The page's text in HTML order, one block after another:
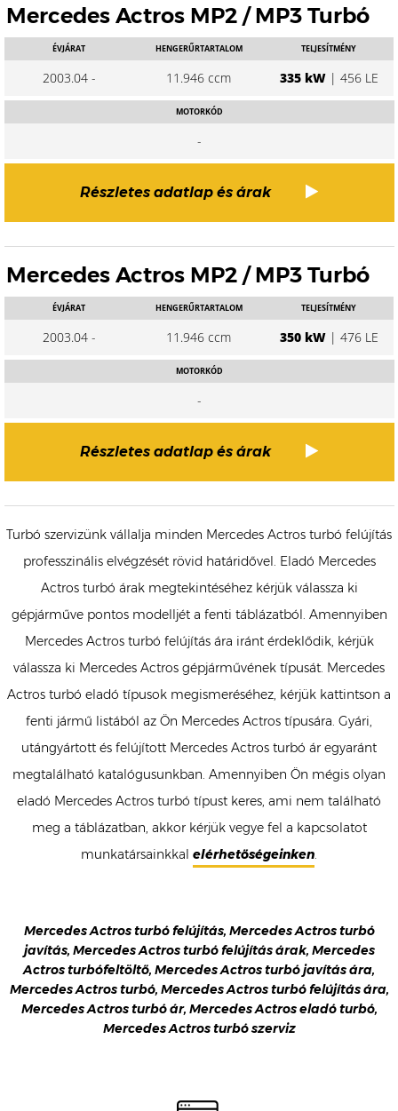
Mercedes Actros MP2 / MP3 Turbó
ÉVJÁRAT
2003.04 -
HENGERŰRTARTALOM
11.946 ccm
TELJESÍTMÉNY
335 kW| 456 LE
MOTORKÓD
-
Részletes adatlap és árak
Mercedes Actros MP2 / MP3 Turbó
ÉVJÁRAT
2003.04 -
HENGERŰRTARTALOM
11.946 ccm
TELJESÍTMÉNY
350 kW| 476 LE
MOTORKÓD
-
Részletes adatlap és árak
Turbó szervizünk vállalja minden Mercedes Actros turbó felújítás
professzinális elvégzését rövid határidővel. Eladó Mercedes
Actros turbó árak megtekintéséhez kérjük válassza ki
gépjárműve pontos modelljét a fenti táblázatból. Amennyiben
Mercedes Actros turbó felújítás ára iránt érdeklődik, kérjük
válassza ki Mercedes Actros gépjárművének típusát. Mercedes
Actros turbó eladó típusok megismeréséhez, kérjük kattintson a
fenti jármű listából az Ön Mercedes Actros típusára. Gyári,
utángyártott és felújított Mercedes Actros turbó ár egyaránt
megtalálható katalógusunkban. Amennyiben Ön mégis olyan
eladó Mercedes Actros turbó típust keres, ami nem található
meg a táblázatban, akkor kérjük vegye fel a kapcsolatot
munkatársainkkal elérhetőségeinken.
Mercedes Actros turbó felújítás, Mercedes Actros turbó
javítás, Mercedes Actros turbó felújítás árak, Mercedes
Actros turbófeltöltő, Mercedes Actros turbó javítás ára,
Mercedes Actros turbó, Mercedes Actros turbó felújítás ára,
Mercedes Actros turbó ár, Mercedes Actros eladó turbó,
Mercedes Actros turbó szerviz